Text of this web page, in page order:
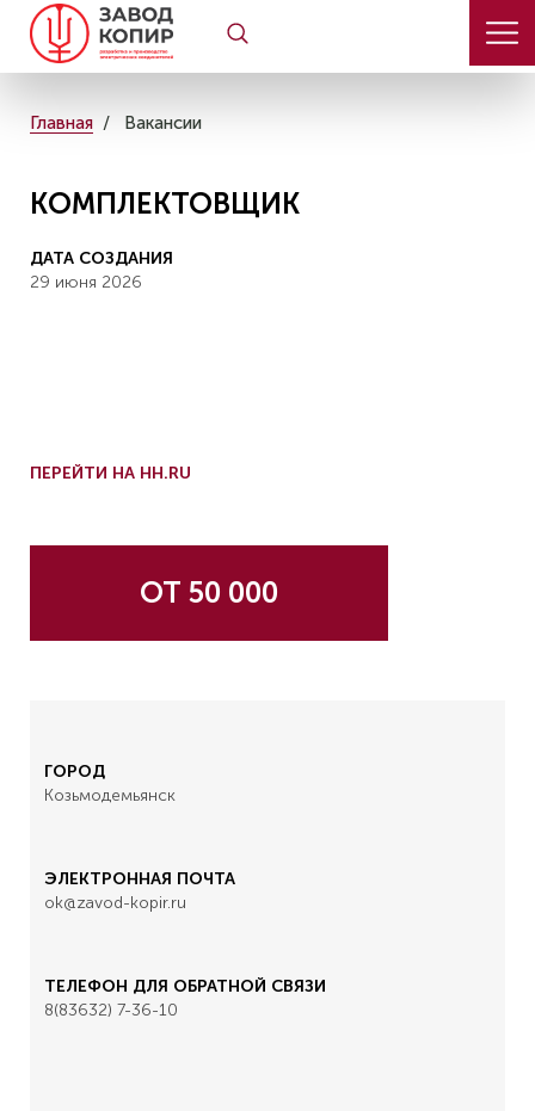
Главная Вакансии
КОМПЛЕКТОВЩИК
ДАТА СОЗДАНИЯ
29 июня 2026
ПЕРЕЙТИ НА HH.RU
ОТ 50 000
ГОРОД
Козьмодемьянск
ЭЛЕКТРОННАЯ ПОЧТА
ok@zavod-kopir.ru
ТЕЛЕФОН ДЛЯ ОБРАТНОЙ СВЯЗИ
8(83632) 7-36-10